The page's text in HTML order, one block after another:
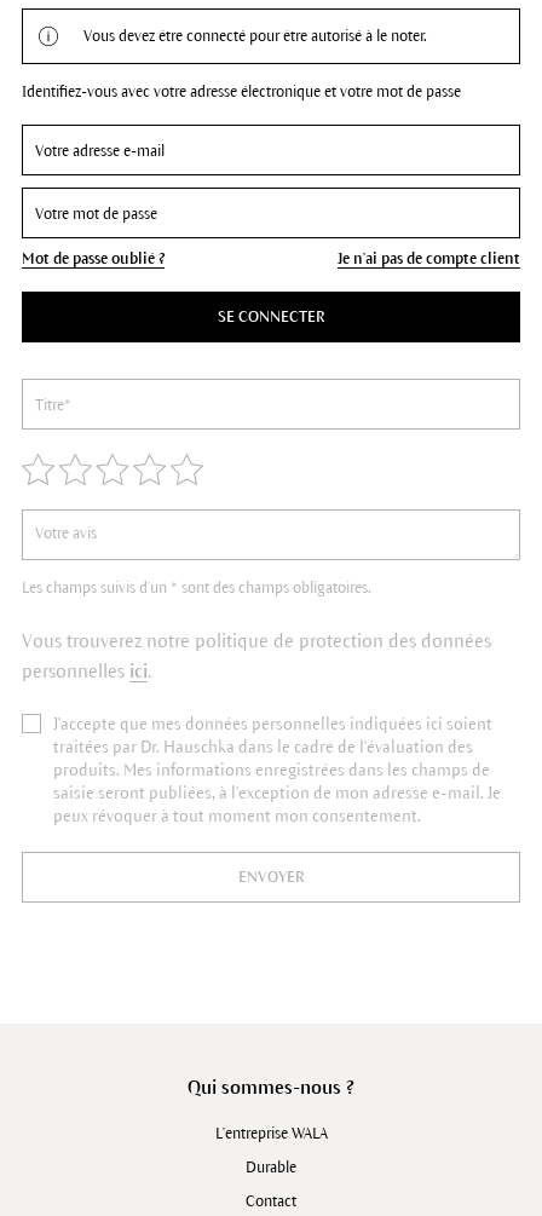
Vous devez être connecté pour être autorisé à le noter.
Identifiez-vous avec votre adresse électronique et votre mot de passe
Mot de passe oublié ? Je n'ai pas de compte client
SE CONNECTER
Les champs suivis d'un * sont des champs obligatoires.
Vous trouverez notre politique de protection des données
personnelles ici.
J'accepte que mes données personnelles indiquées ici soient
traitées par Dr. Hauschka dans le cadre de l'évaluation des
produits. Mes informations enregistrées dans les champs de
saisie seront publiées, à l'exception de mon adresse e-mail. Je
peux révoquer à tout moment mon consentement.
ENVOYER
Qui sommes-nous ?
L'entreprise WALA
Durable
Contact